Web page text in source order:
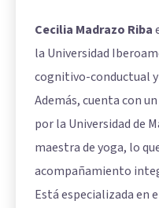
Cecilia Madrazo Riba
la Universidad
cognitivo-conductual
Además, cuenta con
por la Universidad de
maestra de yoga, lo
acompañamiento
Está especializada en